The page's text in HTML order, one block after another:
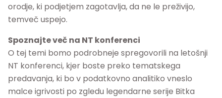
orodje, ki podjetjem zagotavlja, da ne le preživijo,
temveč uspejo.
Spoznajte več na NT konferenci
O tej temi bomo podrobneje spregovorili na letošnji
NT konferenci, kjer boste preko tematskega
predavanja, ki bo v podatkovno analitiko vneslo
malce igrivosti po zgledu legendarne serije Bitka